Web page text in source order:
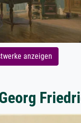
anzeigen